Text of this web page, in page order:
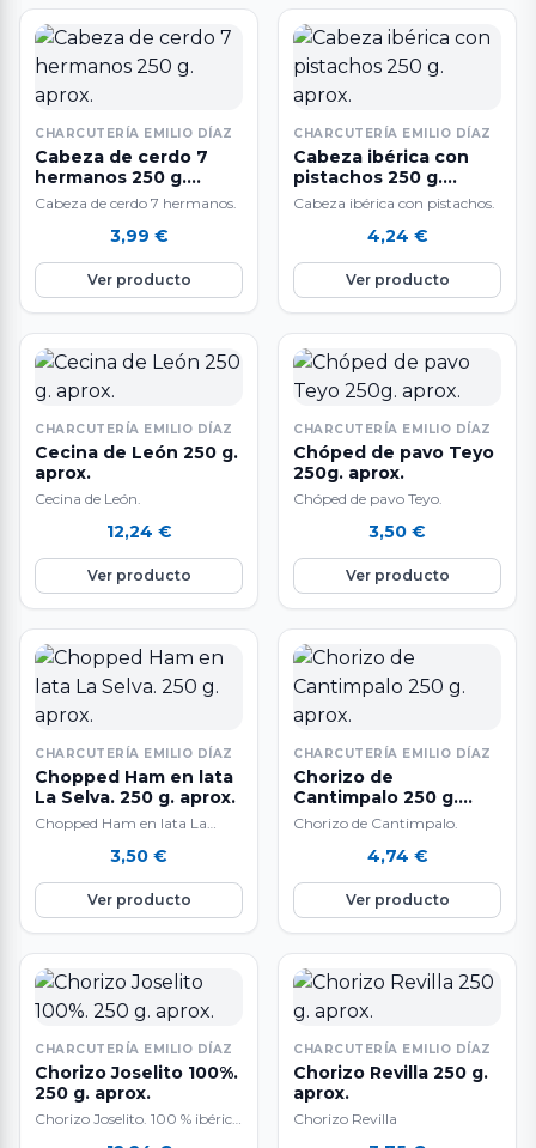
CHARCUTERÍA EMILIO DÍAZ
Cabeza de cerdo 7
hermanos 250 g.
aprox.
Cabeza de cerdo 7 hermanos.
3,99 €
Ver producto
CHARCUTERÍA EMILIO DÍAZ
Cabeza ibérica con
pistachos 250 g.
aprox.
Cabeza ibérica con pistachos.
4,24 €
Ver producto
CHARCUTERÍA EMILIO DÍAZ
Cecina de León 250 g.
aprox.
Cecina de León.
12,24 €
Ver producto
CHARCUTERÍA EMILIO DÍAZ
Chóped de pavo Teyo
250g. aprox.
Chóped de pavo Teyo.
3,50 €
Ver producto
CHARCUTERÍA EMILIO DÍAZ
Chopped Ham en lata
La Selva. 250 g. aprox.
Chopped Ham en lata La
3,50 €
Ver producto
CHARCUTERÍA EMILIO DÍAZ
Chorizo de
Cantimpalo 250 g.
aprox.
Chorizo de Cantimpalo.
4,74 €
Ver producto
CHARCUTERÍA EMILIO DÍAZ
Chorizo Joselito 100%.
250 g. aprox.
Chorizo Joselito. 100 % ibérico
CHARCUTERÍA EMILIO DÍAZ
Chorizo Revilla 250 g.
aprox.
Chorizo Revilla